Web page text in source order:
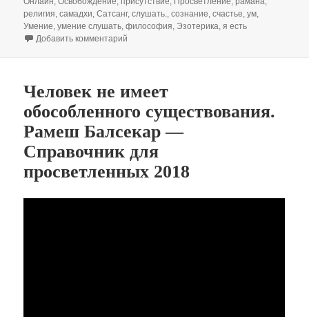
религия,самадхи,Сатсанг,слушать.,сознание,счастье,ум,
Умение,умение слушать,философия, Эзотерика,я есть
Добавить комментарий
Человек не имеет
обособленного существования.
Рамеш Балсекар —
Справочник для
просветленных 2018